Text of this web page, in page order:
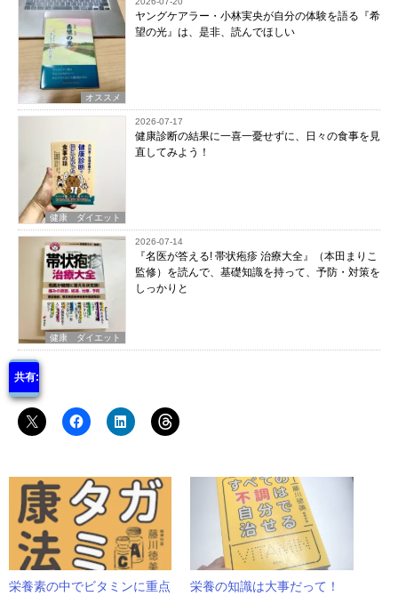
オススメ
ヤングケアラー・小林実央が自分の体験を語る『希
望の光』は、是非、読んでほしい
健康 ダイエット
2026-07-17
健康診断の結果に一喜一憂せずに、日々の食事を見
直してみよう！
健康 ダイエット
2026-07-14
『名医が答える! 帯状疱疹 治療大全』（本田まりこ
監修）を読んで、基礎知識を持って、予防・対策を
しっかりと
共有:
栄養素の中でビタミンに重点
栄養の知識は大事だって！